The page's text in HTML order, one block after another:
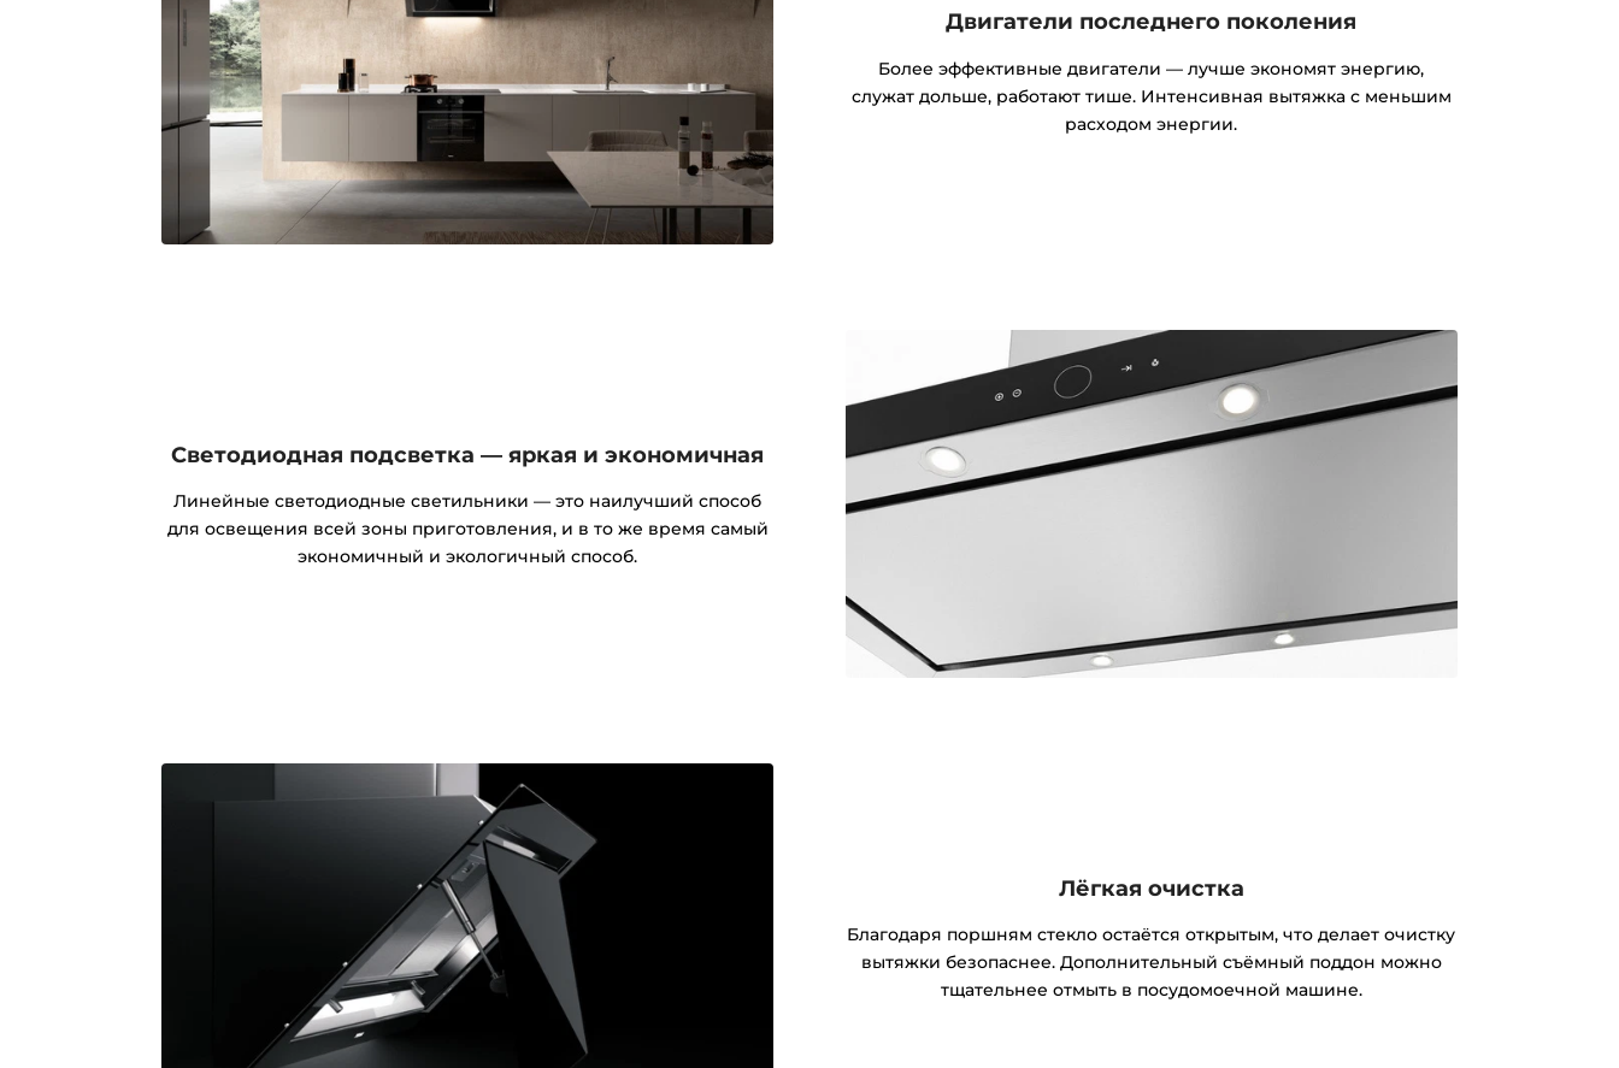
Двигатели последнего поколения
Более эффективные двигатели — лучше экономят энергию,
служат дольше, работают тише. Интенсивная вытяжка с меньшим
расходом энергии.
Светодиодная подсветка — яркая и экономичная
Линейные светодиодные светильники — это наилучший способ
для освещения всей зоны приготовления, и в то же время самый
экономичный и экологичный способ.
Лёгкая очистка
Благодаря поршням стекло остаётся открытым, что делает очистку
вытяжки безопаснее. Дополнительный съёмный поддон можно
тщательнее отмыть в посудомоечной машине.